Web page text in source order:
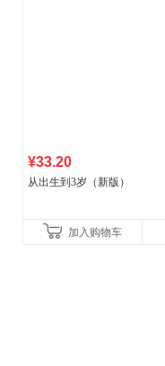
¥33.20
从出生到3岁（新版）
加入购物车